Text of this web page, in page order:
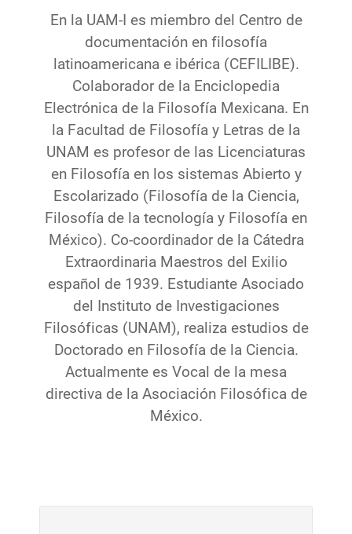
En la UAM-I es miembro del Centro de
documentación en filosofía
latinoamericana e ibérica (CEFILIBE).
Colaborador de la Enciclopedia
Electrónica de la Filosofía Mexicana. En
la Facultad de Filosofía y Letras de la
UNAM es profesor de las Licenciaturas
en Filosofía en los sistemas Abierto y
Escolarizado (Filosofía de la Ciencia,
Filosofía de la tecnología y Filosofía en
México). Co-coordinador de la Cátedra
Extraordinaria Maestros del Exilio
español de 1939. Estudiante Asociado
del Instituto de Investigaciones
Filosóficas (UNAM), realiza estudios de
Doctorado en Filosofía de la Ciencia.
Actualmente es Vocal de la mesa
directiva de la Asociación Filosófica de
México.